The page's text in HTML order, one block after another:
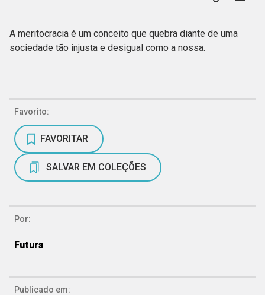
A meritocracia é um conceito que quebra diante de uma
sociedade tão injusta e desigual como a nossa.
Favorito:
FAVORITAR
SALVAR EM COLEÇÕES
Por:
Futura
Publicado em: